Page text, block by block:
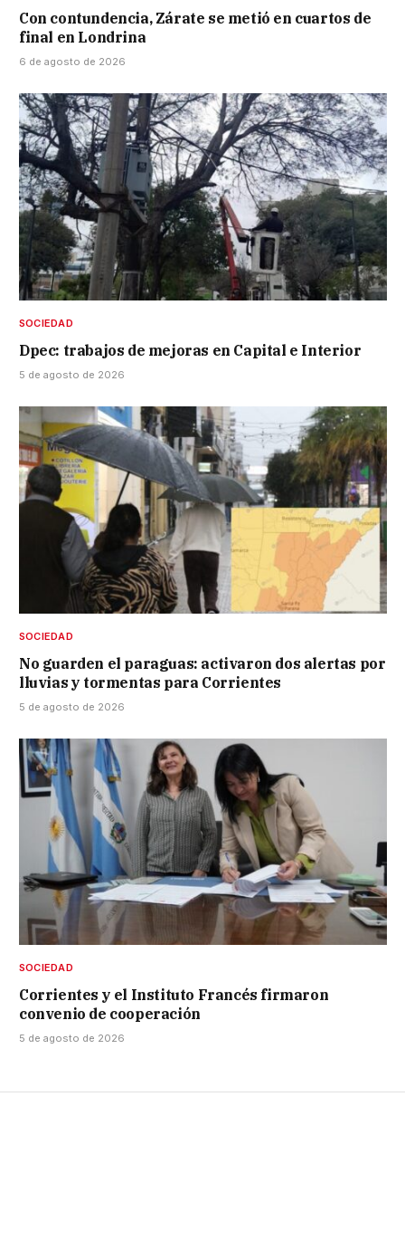
Con contundencia, Zárate se metió en cuartos de
final en Londrina
6 de agosto de 2026
SOCIEDAD
Dpec: trabajos de mejoras en Capital e Interior
5 de agosto de 2026
SOCIEDAD
No guarden el paraguas: activaron dos alertas por
lluvias y tormentas para Corrientes
5 de agosto de 2026
SOCIEDAD
Corrientes y el Instituto Francés firmaron
convenio de cooperación
5 de agosto de 2026